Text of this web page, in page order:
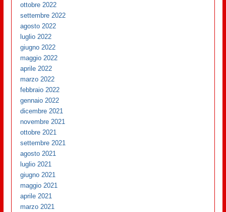
ottobre 2022
settembre 2022
agosto 2022
luglio 2022
giugno 2022
maggio 2022
aprile 2022
marzo 2022
febbraio 2022
gennaio 2022
dicembre 2021
novembre 2021
ottobre 2021
settembre 2021
agosto 2021
luglio 2021
giugno 2021
maggio 2021
aprile 2021
marzo 2021